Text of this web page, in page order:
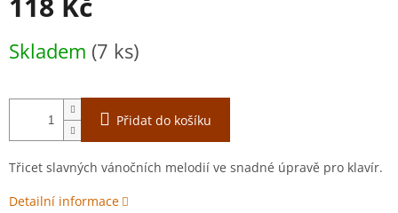
cena:
Skladem (7 ks)
Přidat do košíku
Třicet slavných vánočních melodií ve snadné úpravě pro klavír.
Detailní informace